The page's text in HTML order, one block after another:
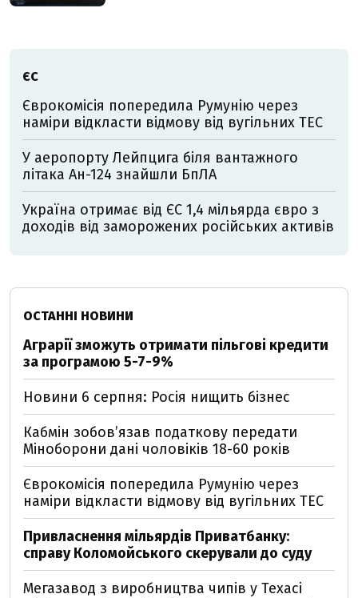
ЄС
Єврокомісія попередила Румунію через
наміри відкласти відмову від вугільних ТЕС
У аеропорту Лейпцига біля вантажного
літака Ан-124 знайшли БпЛА
Україна отримає від ЄС 1,4 мільярда євро з
доходів від заморожених російських активів
ОСТАННІ НОВИНИ
Аграрії зможуть отримати пільгові кредити
за програмою 5-7-9%
Новини 6 серпня: Росія нищить бізнес
Кабмін зобовʼязав податкову передати
Міноборони дані чоловіків 18-60 років
Єврокомісія попередила Румунію через
наміри відкласти відмову від вугільних ТЕС
Привласнення мільярдів Приватбанку:
справу Коломойського скерували до суду
Мегазавод з виробництва чипів у Техасі